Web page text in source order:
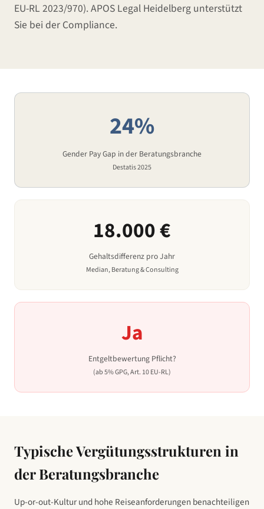
EU-RL 2023/970). APOS Legal Heidelberg unterstützt
Sie bei der Compliance.
24%
Gender Pay Gap inder Beratungsbranche
Destatis 2025
18.000€
Gehaltsdifferenz pro Jahr
Median,Beratung & Consulting
Ja
Entgeltbewertung Pflicht?
(ab 5% GPG, Art. 10 EU-RL)
Typische Vergütungsstrukturen in
der Beratungsbranche
Up-or-out-Kultur und hohe Reiseanforderungen benachteiligen